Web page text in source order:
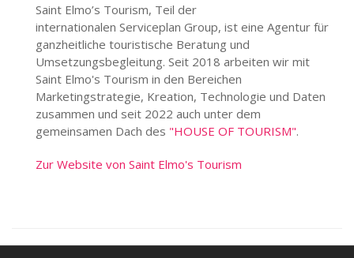
Saint Elmo’s Tourism, Teil der
internationalen Serviceplan Group, ist eine Agentur für
ganzheitliche touristische Beratung und
Umsetzungsbegleitung. Seit 2018 arbeiten wir mit
Saint Elmo's Tourism in den Bereichen
Marketingstrategie, Kreation, Technologie und Daten
zusammen und seit 2022 auch unter dem
gemeinsamen Dach des "HOUSE OF TOURISM".
Zur Website von Saint Elmo's Tourism